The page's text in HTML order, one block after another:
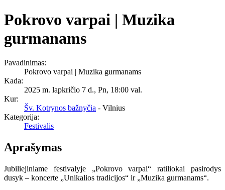
Pokrovo varpai | Muzika
gurmanams
Pavadinimas:
Pokrovo varpai | Muzika gurmanams
Kada:
2025 m. lapkričio 7 d., Pn, 18:00 val.
Kur:
Šv. Kotrynos bažnyčia - Vilnius
Kategorija:
Festivalis
Aprašymas
Jubiliejiniame festivalyje „Pokrovo varpai“ ratiliokai pasirodys
dusyk – koncerte „Unikalios tradicijos“ ir „Muzika gurmanams“.